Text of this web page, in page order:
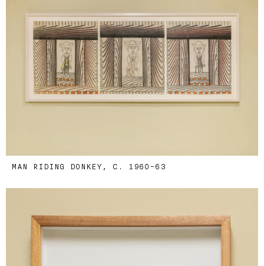
MAN RIDING DONKEY, C. 1960-63